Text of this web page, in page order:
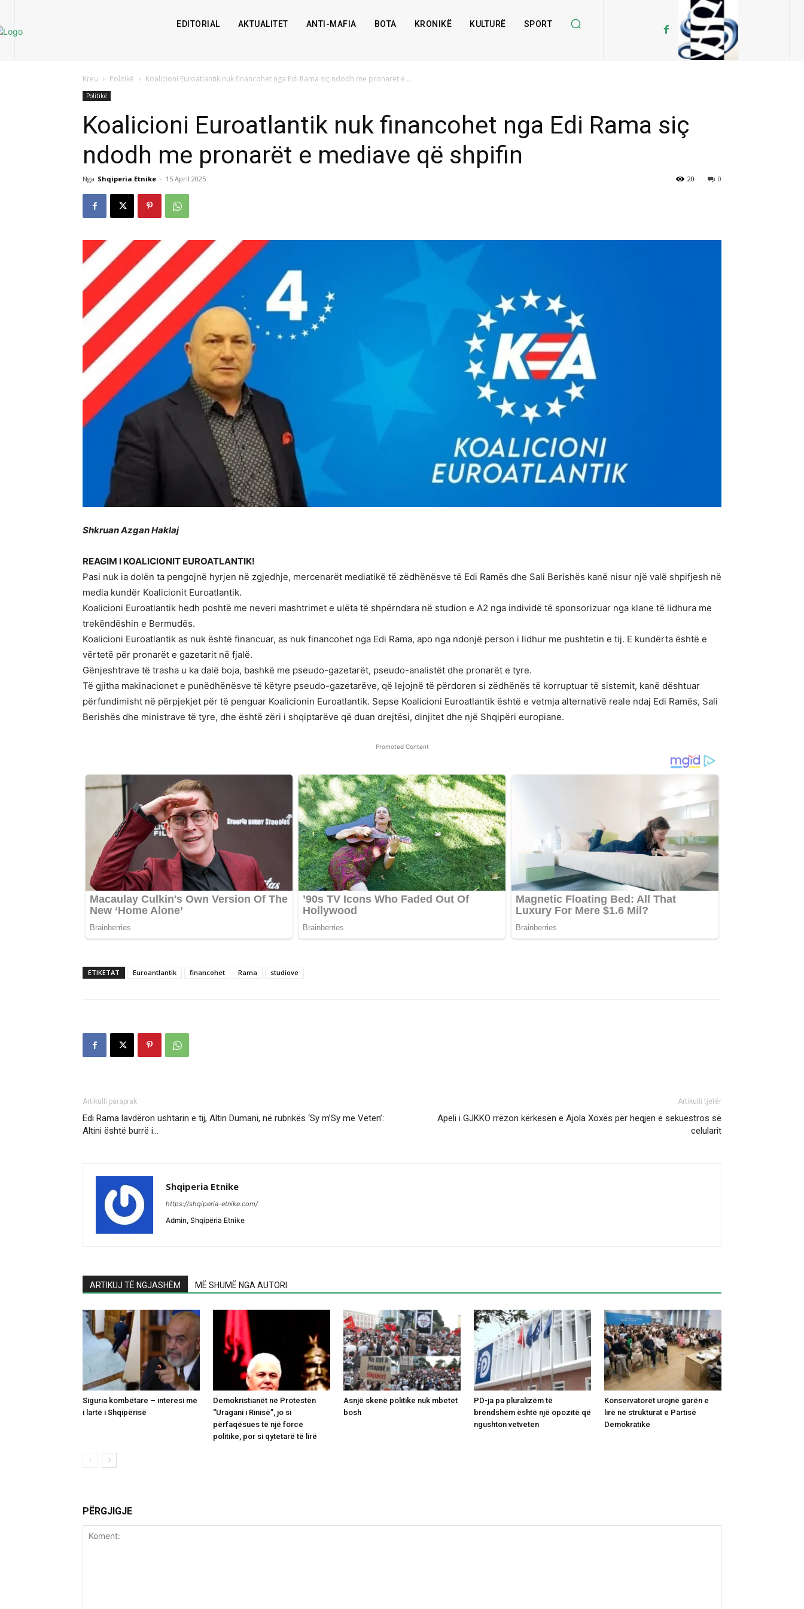
EDITORIAL AKTUALITET ANTI-MAFIA BOTA KRONIKË KULTURË SPORT
Kreu Politikë Koalicioni Euroatlantik nuk financohet nga Edi Rama siç ndodh me pronarët e...
Politikë
Koalicioni Euroatlantik nuk financohet nga Edi Rama siç
ndodh me pronarët e mediave që shpifin
Nga Shqiperia Etnike - 15 April 2025 0
20
Shkruan Azgan Haklaj
REAGIM I KOALICIONIT EUROATLANTIK!
Pasi nuk ia dolën ta pengojnë hyrjen në zgjedhje, mercenarët mediatikë të zëdhënësve të Edi Ramës dhe Sali Berishës kanë nisur një valë shpifjesh në
media kundër Koalicionit Euroatlantik.
Koalicioni Euroatlantik hedh poshtë me neveri mashtrimet e ulëta të shpërndara në studion e A2 nga individë të sponsorizuar nga klane të lidhura me
trekëndëshin e Bermudës.
Koalicioni Euroatlantik as nuk është financuar, as nuk financohet nga Edi Rama, apo nga ndonjë person i lidhur me pushtetin e tij. E kundërta është e
vërtetë për pronarët e gazetarit në fjalë.
Gënjeshtrave të trasha u ka dalë boja, bashkë me pseudo-gazetarët, pseudo-analistët dhe pronarët e tyre.
Të gjitha makinacionet e punëdhënësve të këtyre pseudo-gazetarëve, që lejojnë të përdoren si zëdhënës të korruptuar të sistemit, kanë dështuar
përfundimisht në përpjekjet për të penguar Koalicionin Euroatlantik. Sepse Koalicioni Euroatlantik është e vetmja alternativë reale ndaj Edi Ramës, Sali
Berishës dhe ministrave të tyre, dhe është zëri i shqiptarëve që duan drejtësi, dinjitet dhe një Shqipëri europiane.
Promoted Content
ETIKETAT Euroantlantik financohet Rama studiove
Artikulli paraprak
Edi Rama lavdëron ushtarin e tij, Altin Dumani, në rubrikës ‘Sy m’Sy me Veten’:
Altini është burrë i…
Artikulli tjetër
Apeli i GJKKO rrëzon kërkesën e Ajola Xoxës për heqjen e sekuestros së
celularit
Shqiperia Etnike
https://shqiperia-etnike.com/
Admin, Shqipëria Etnike
ARTIKUJ TË NGJASHËM MË SHUMË NGA AUTORI
Siguria kombëtare – interesi më
i lartë i Shqipërisë
Demokristianët në Protestën
“Uragani i Rinisë”, jo si
përfaqësues të një force
politike, por si qytetarë të lirë
Asnjë skenë politike nuk mbetet
bosh
PD-ja pa pluralizëm të
brendshëm është një opozitë që
ngushton vetveten
Konservatorët urojnë garën e
lirë në strukturat e Partisë
Demokratike
PËRGJIGJE